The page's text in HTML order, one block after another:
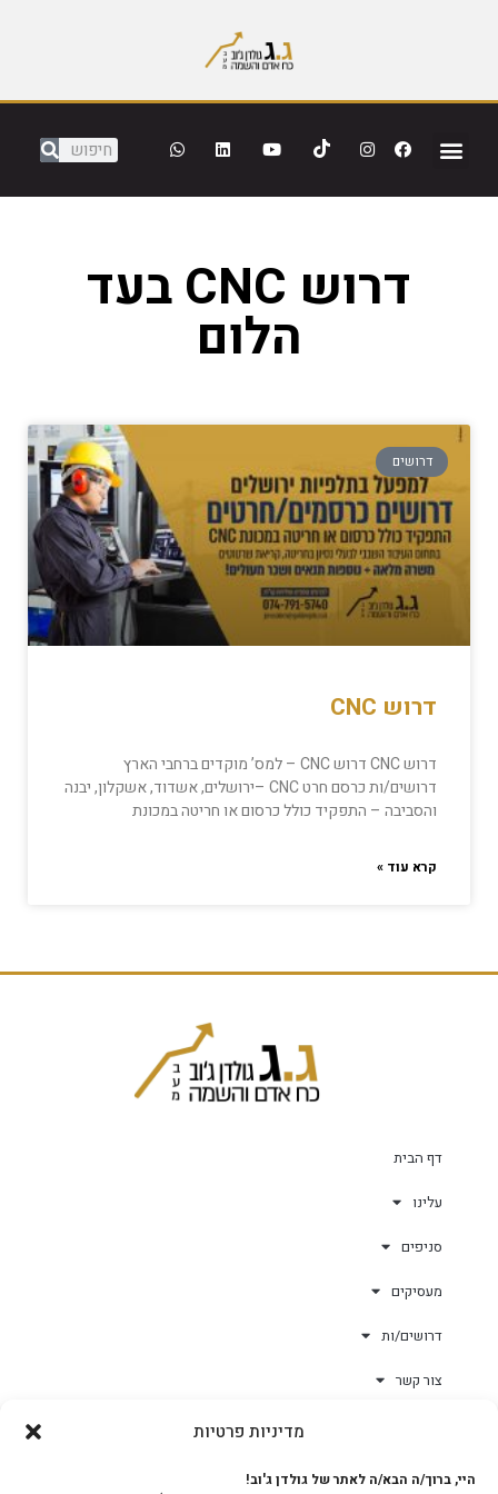
מדיניות פרטיות
היי, ברוך/ה הבא/ה לאתר של גולדן ג'וב!
דרוש CNC בעד
הלום
דרושים
דרוש CNC
דרוש CNC דרוש CNC – למס’ מוקדים ברחבי הארץ
דרושים/ות כרסם חרט CNC –ירושלים, אשדוד, אשקלון, יבנה
והסביבה – התפקיד כולל כרסום או חריטה במכונת
קרא עוד »
דף הבית
עלינו
סניפים
מעסיקים
דרושים/ות
צור קשר